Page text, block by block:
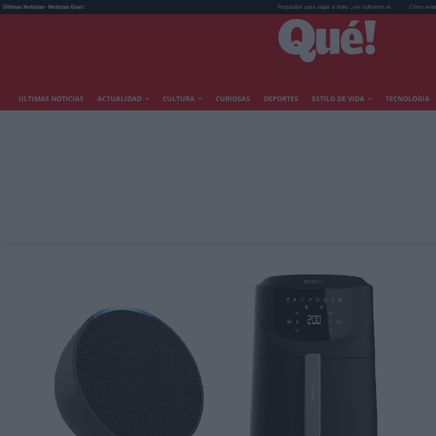
Últimas Noticias- Noticias Que!: Requisitos para viajar a Italia: ¿es suficiente el... Cómo evitar calor en
ÚLTIMAS NOTICIAS ACTUALIDAD CULTURA CURIOSAS DEPORTES ESTILO DE VIDA TECNOLOGÍA